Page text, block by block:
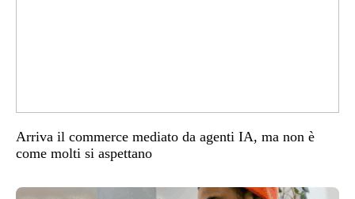
Arriva il commerce mediato da agenti IA, ma non è
come molti si aspettano